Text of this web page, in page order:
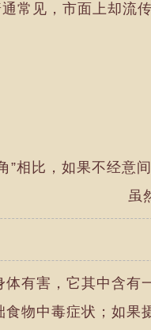
常见，市面上却流
”相比，如果不经意
虽
体有害，它其中含
食物中毒症状；如果